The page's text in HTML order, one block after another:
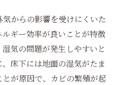
からの影響を受けにくいた
ギー効率が良いことが特徴
気の問題が発生しやすいと
床下には地面の湿気がたま
が原因で、カビの繁殖が起